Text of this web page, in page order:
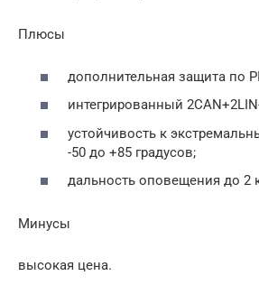
Плюсы
дополнительная защита по
интегрированный
устойчивость к
-50 до +85 градусов;
дальность оповещения до 2
Минусы
высокая цена.